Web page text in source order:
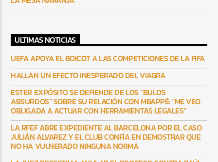
ULTIMAS NOTICIAS
UEFA APOYA EL BOICOT A LAS COMPETICIONES DE LA FIFA
HALLAN UN EFECTO INESPERADO DEL VIAGRA
ESTER EXPÓSITO SE DEFIENDE DE LOS “BULOS
ABSURDOS” SOBRE SU RELACIÓN CON MBAPPÉ: “ME VEO
OBLIGADA A ACTUAR CON HERRAMIENTAS LEGALES”
LA RFEF ABRE EXPEDIENTE AL BARCELONA POR EL CASO
JULIÁN ALVAREZ Y EL CLUB CONFÍA EN DEMOSTRAR QUE
NO HA VULNERADO NINGUNA NORMA